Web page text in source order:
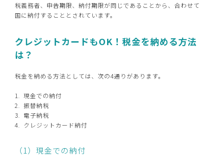
税義務者、申告期限、納付期限が同じであることから、合わせて
国に納付することとされています。
クレジットカードもOK！税金を納める方法
は？
税金を納める方法としては、次の4通りがあります。
現金での納付
振替納税
電子納税
クレジットカード納付
（1）現金での納付